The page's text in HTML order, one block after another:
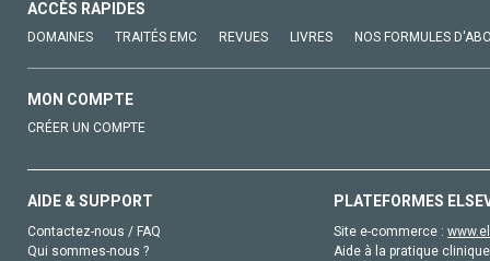
ACCÈS RAPIDES
DOMAINES TRAITÉS EMC REVUES LIVRES NOS FORMULES
MON COMPTE
CRÉER UN COMPTE
AIDE & SUPPORT
Contactez-nous / FAQ
Qui sommes-nous ?
PLATEFORMES
Site e-commerce :
Aide à la pratique